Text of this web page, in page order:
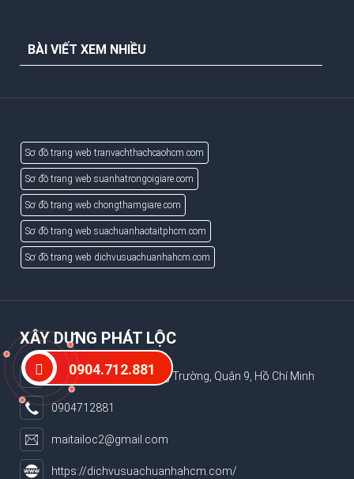
BÀI VIẾT XEM NHIỀU
Sơ đồ trang web tranvachthachcaohcm.com
Sơ đồ trang web suanhatrongoigiare.com
Sơ đồ trang web chongthamgiare.com
Sơ đồ trang web suachuanhaotaitphcm.com
Sơ đồ trang web dichvusuachuanhahcm.com
XÂY DỰNG PHÁT LỘC
186/2 Võ Văn Hát, Long Trường, Quận 9, Hồ Chí Minh
0904712881
maitailoc2@gmail.com
https://dichvusuachuanhahcm.com/
0904.712.881